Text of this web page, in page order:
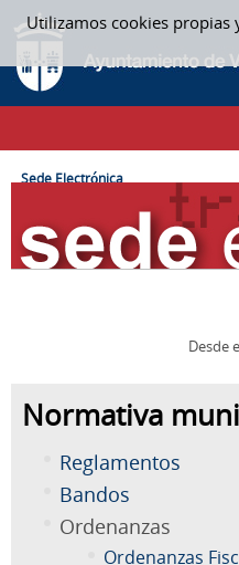
Utilizamos cookies propias
Saltar al contenido
SEDE ELECTRÓNICA
CAMINO DE MIGAS
Sede Electrónica
Desde
Normativa
Reglamentos
Bandos
Ordenanzas
Ordenanzas